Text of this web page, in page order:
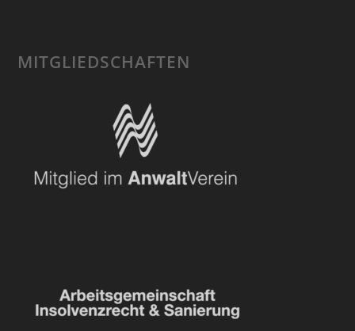
MITGLIEDSCHAFTEN